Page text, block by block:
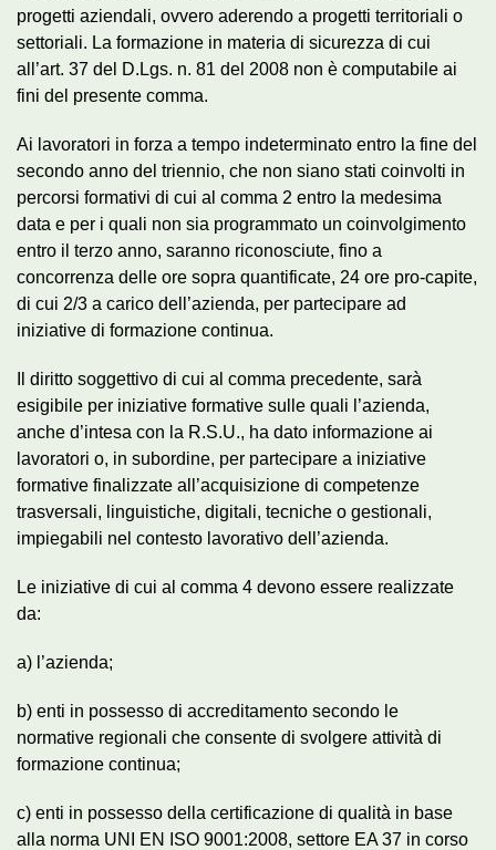
progetti aziendali, ovvero aderendo a progetti territoriali o
settoriali. La formazione in materia di sicurezza di cui
all’art. 37 del D.Lgs. n. 81 del 2008 non è computabile ai
fini del presente comma.
Ai lavoratori in forza a tempo indeterminato entro la fine del
secondo anno del triennio, che non siano stati coinvolti in
percorsi formativi di cui al comma 2 entro la medesima
data e per i quali non sia programmato un coinvolgimento
entro il terzo anno, saranno riconosciute, fino a
concorrenza delle ore sopra quantificate, 24 ore pro-capite,
di cui 2/3 a carico dell’azienda, per partecipare ad
iniziative di formazione continua.
Il diritto soggettivo di cui al comma precedente, sarà
esigibile per iniziative formative sulle quali l’azienda,
anche d’intesa con la R.S.U., ha dato informazione ai
lavoratori o, in subordine, per partecipare a iniziative
formative finalizzate all’acquisizione di competenze
trasversali, linguistiche, digitali, tecniche o gestionali,
impiegabili nel contesto lavorativo dell’azienda.
Le iniziative di cui al comma 4 devono essere realizzate
da:
a) l’azienda;
b) enti in possesso di accreditamento secondo le
normative regionali che consente di svolgere attività di
formazione continua;
c) enti in possesso della certificazione di qualità in base
alla norma UNI EN ISO 9001:2008, settore EA 37 in corso